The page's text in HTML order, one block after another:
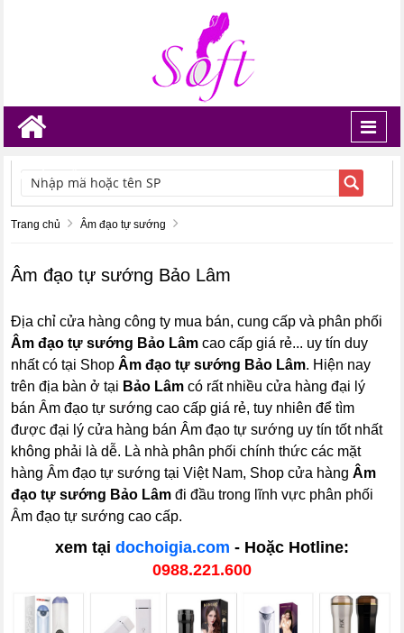
TÌM KIẾM
Trang chủ Âm đạo tự sướng
Âm đạo tự sướng Bảo Lâm
Địa chỉ cửa hàng công ty mua bán, cung cấp và phân phối
Âm đạo tự sướng Bảo Lâm cao cấp giá rẻ... uy tín duy
nhất có tại ShopÂm đạo tự sướng Bảo Lâm. Hiện nay
trên địa bàn ở tại Bảo Lâm có rất nhiều cửa hàng đại lý
bán Âm đạo tự sướng cao cấp giá rẻ, tuy nhiên để tìm
được đại lý cửa hàng bán Âm đạo tự sướng uy tín tốt nhất
không phải là dễ. Là nhà phân phối chính thức các mặt
hàng Âm đạo tự sướng tại Việt Nam, Shop cửa hàngÂm
đạo tự sướng Bảo Lâm đi đầu trong lĩnh vực phân phối
Âm đạo tự sướng cao cấp.
xem tại dochoigia.com - Hoặc Hotline:
0988.221.600